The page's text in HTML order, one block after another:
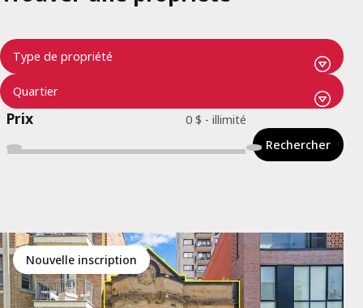
Prix
Rechercher
Nouvelle inscription